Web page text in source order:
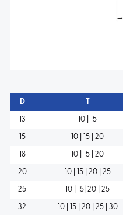
D T
13 10 | 15
15 10 | 15 | 20
18 10 | 15 | 20
20 10 | 15 | 20 | 25
25 10 | 15| 20 | 25
32 10 | 15 | 20 | 25 | 30